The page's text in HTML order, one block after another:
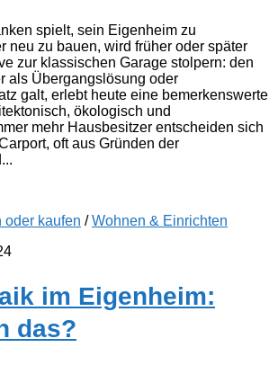
spielt, sein Eigenheim zu
neu zu bauen, wird früher oder später
zur klassischen Garage stolpern: den
als Übergangslösung oder
galt, erlebt heute eine bemerkenswerte
ökologisch und
mehr Hausbesitzer entscheiden sich
oft aus Gründen der
oder kaufen /Wohnen & Einrichten
im Eigenheim:
das?